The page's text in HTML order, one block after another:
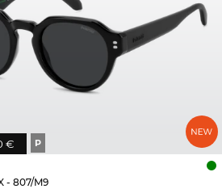
€ P
- 807/M9